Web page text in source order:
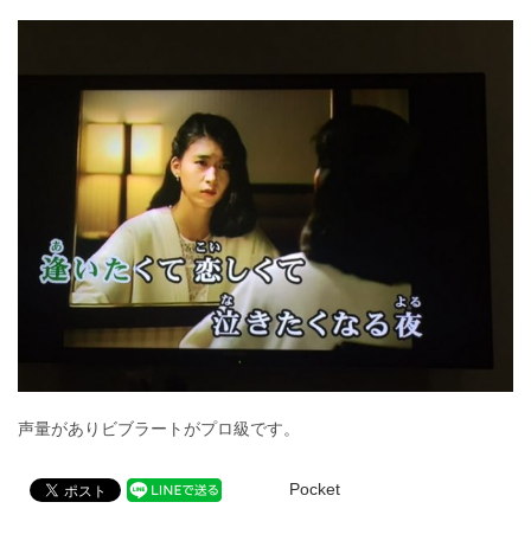
声量がありビブラートがプロ級です。
Pocket